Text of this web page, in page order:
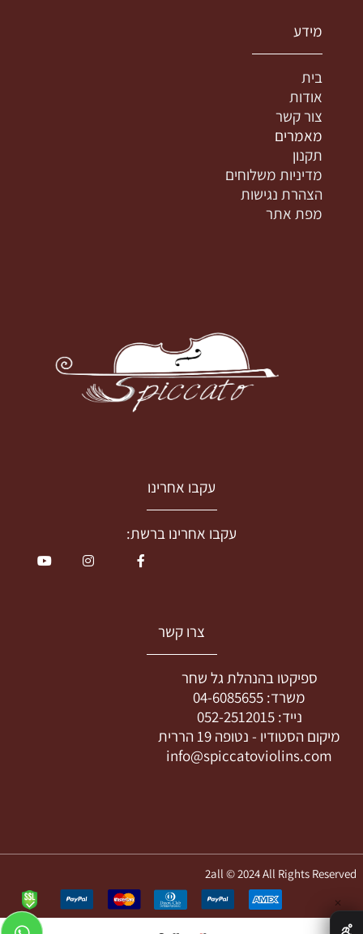
מידע
בית
אודות
צור קשר
מאמרים
תקנון
מדיניות משלוחים
הצהרת נגישות
מפת אתר
עקבו אחרינו
עקבו אחרינו ברשת:
צרו קשר
ספיקטו בהנהלת גל שחר
משרד: 04-6085655
נייד:052-2512015
מיקום הסטודיו - נטופה 19 הררית
info@spiccatoviolins.com
2all © 2024 All Rights Reserved
✕